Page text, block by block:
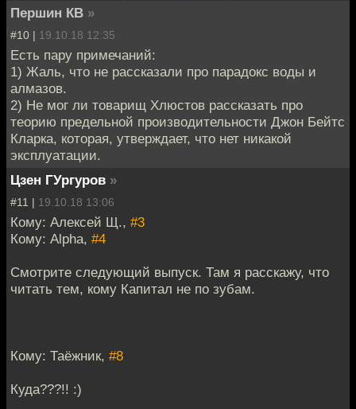
Першин КВ »
#10 | 19.10.18 12:35
Есть пару примечаний:
1) Жаль, что не рассказали про парадокс воды и
алмазов.
2) Не мог ли товарищ Хлюстов рассказать про
теорию предельной производительности Джон Бейтс
Кларка, которая, утверждает, что нет никакой
эксплуатации.
Цзен ГУргуров »
#11 | 19.10.18 13:06
Кому: Алексей Щ., #3
Кому: Alpha, #4
Смотрите следующий выпуск. Там я расскажу, что
читать тем, кому Капитал не по зубам.
Кому: Таёжник, #8
Куда???!! :)